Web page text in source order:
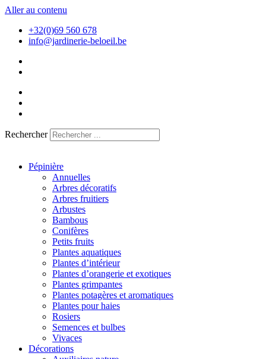
Aller au contenu
+32(0)69 560 678
info@jardinerie-beloeil.be
Rechercher
Pépinière
Annuelles
Arbres décoratifs
Arbres fruitiers
Arbustes
Bambous
Conifères
Petits fruits
Plantes aquatiques
Plantes d’intérieur
Plantes d’orangerie et exotiques
Plantes grimpantes
Plantes potagères et aromatiques
Plantes pour haies
Rosiers
Semences et bulbes
Vivaces
Décorations